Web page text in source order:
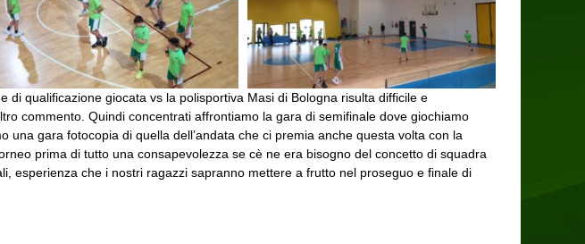
di qualificazione giocata vs la polisportiva Masi di Bologna risulta difficile e
commento. Quindi concentrati affrontiamo la gara di semifinale dove giochiamo
gara fotocopia di quella dell’andata che ci premia anche questa volta con la
prima di tutto una consapevolezza se cè ne era bisogno del concetto di squadra
esperienza che i nostri ragazzi sapranno mettere a frutto nel proseguo e finale di